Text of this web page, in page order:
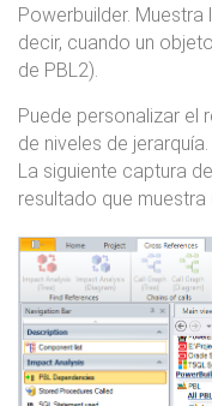
Powerbuilder.
decir, cuando un
de PBL2).
Puede personalizar el
de niveles de jerarquía.
La siguiente captura
resultado que muestra